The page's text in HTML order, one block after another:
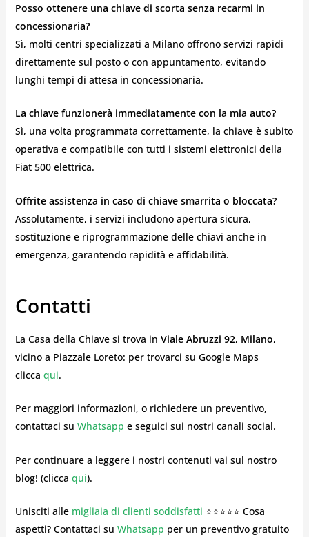
Posso ottenere una chiave di scorta senza recarmi in
concessionaria?
Sì, molti centri specializzati a Milano offrono servizi rapidi
direttamente sul posto o con appuntamento, evitando
lunghi tempi di attesa in concessionaria.
La chiave funzionerà immediatamente con la mia auto?
Sì, una volta programmata correttamente, la chiave è subito
operativa e compatibile con tutti i sistemi elettronici della
Fiat 500 elettrica.
Offrite assistenza in caso di chiave smarrita o bloccata?
Assolutamente, i servizi includono apertura sicura,
sostituzione e riprogrammazione delle chiavi anche in
emergenza, garantendo rapidità e affidabilità.
Contatti
La Casa della Chiave si trova in Viale Abruzzi 92, Milano,
vicino a Piazzale Loreto: per trovarci su Google Maps
clicca qui.
Per maggiori informazioni, o richiedere un preventivo,
contattaci su Whatsapp e seguici sui nostri canali social.
Per continuare a leggere i nostri contenuti vai sul nostro
blog! (clicca qui).
Unisciti alle migliaia di clienti soddisfatti ⭐⭐⭐⭐⭐ Cosa
aspetti? Contattaci su Whatsapp per un preventivo gratuito